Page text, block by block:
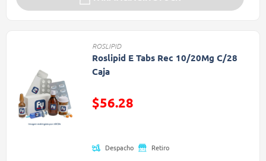
ROSLIPID
Roslipid E Tabs Rec 10/20Mg C/28
Caja
$56.28
Despacho Retiro